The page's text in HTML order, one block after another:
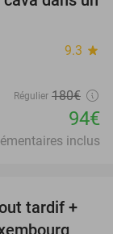
48%
9.3 star
Régulier 180€
94€
inclus
17%
tardif +